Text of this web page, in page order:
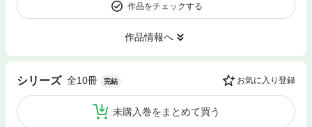
作品をチェックする
作品情報へ
シリーズ 全10冊 完結 お気に入り登録
未購入巻をまとめて買う